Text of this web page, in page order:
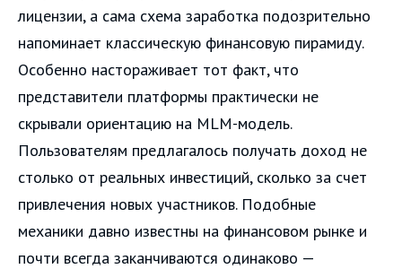
лицензии, а сама схема заработка подозрительно
напоминает классическую финансовую пирамиду.
Особенно настораживает тот факт, что
представители платформы практически не
скрывали ориентацию на MLM-модель.
Пользователям предлагалось получать доход не
столько от реальных инвестиций, сколько за счет
привлечения новых участников. Подобные
механики давно известны на финансовом рынке и
почти всегда заканчиваются одинаково —